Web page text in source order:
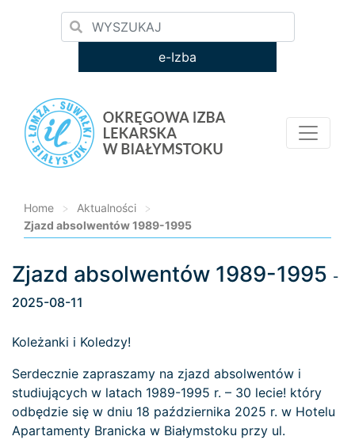
e-Izba
Home > Aktualności
>
Zjazd absolwentów 1989-1995
Loading...
Zjazd absolwentów 1989-1995 -
2025-08-11
Koleżanki i Koledzy!
Serdecznie zapraszamy na zjazd absolwentów i
studiujących w latach 1989-1995 r. – 30 lecie! który
odbędzie się w dniu 18 października 2025 r. w Hotelu
Apartamenty Branicka w Białymstoku przy ul.